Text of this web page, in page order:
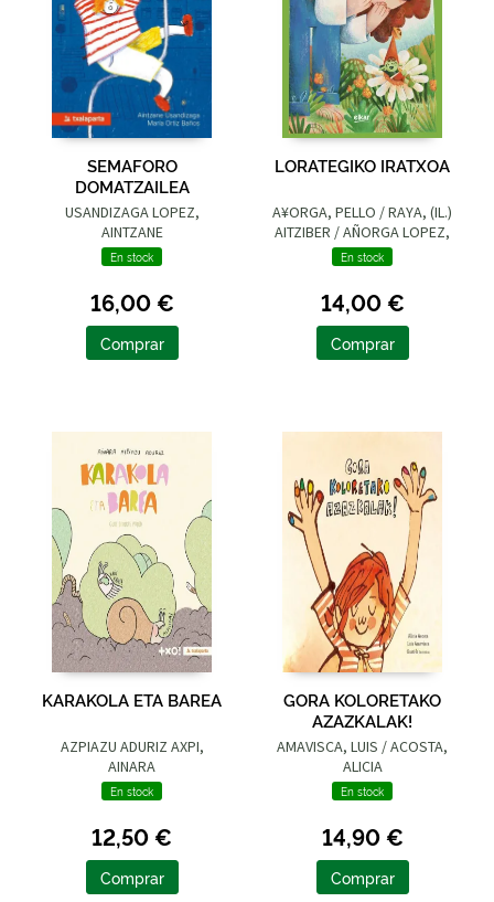
SEMAFORO
DOMATZAILEA
USANDIZAGA LOPEZ,
AINTZANE
En stock
16,00 €
Comprar
LORATEGIKO IRATXOA
A¥ORGA, PELLO / RAYA, (IL.)
AITZIBER / AÑORGA LOPEZ,
PELLO
En stock
14,00 €
Comprar
KARAKOLA ETA BAREA
AZPIAZU ADURIZ AXPI,
AINARA
En stock
12,50 €
Comprar
GORA KOLORETAKO
AZAZKALAK!
AMAVISCA, LUIS / ACOSTA,
ALICIA
En stock
14,90 €
Comprar